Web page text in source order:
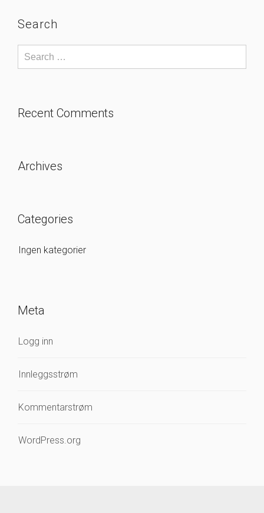
Search
Recent Comments
Archives
Categories
Ingen kategorier
Meta
Logg inn
Innleggsstrøm
Kommentarstrøm
WordPress.org